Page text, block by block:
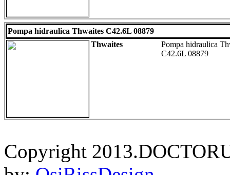
Pompa hidraulica Thwaites C42.6L 08879
Thwaites
Pompa hidraulica
C42.6L 08879
Copyright